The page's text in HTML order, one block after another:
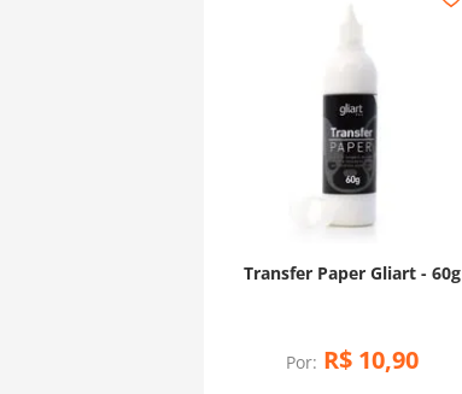
Transfer Paper Gliart - 60g
Por: R$ 10,90